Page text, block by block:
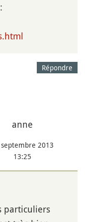
Répondre
anne
2013
13:25
particuliers